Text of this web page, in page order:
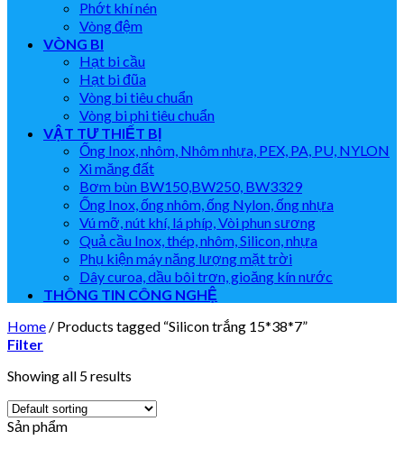
Phớt khí nén
Vòng đệm
VÒNG BI
Hạt bi cầu
Hạt bi đũa
Vòng bi tiêu chuẩn
Vòng bi phi tiêu chuẩn
VẬT TƯ THIẾT BỊ
Ống Inox, nhôm, Nhôm nhựa, PEX, PA, PU, NYLON
Xi măng đất
Bơm bùn BW150,BW250, BW3329
Ống Inox, ống nhôm, ống Nylon, ống nhựa
Vú mỡ, nút khí, lá phíp, Vòi phun sương
Quả cầu Inox, thép, nhôm, Silicon, nhựa
Phụ kiện máy năng lượng mặt trời
Dây curoa, dầu bôi trơn, gioăng kín nước
THÔNG TIN CÔNG NGHỆ
Home / Products tagged “Silicon trắng 15*38*7”
Filter
Showing all 5 results
Sản phẩm